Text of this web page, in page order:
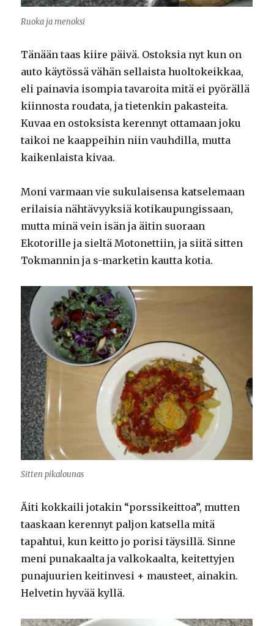
Ruoka ja menoksi
Tänään taas kiire päivä. Ostoksia nyt kun on
auto käytössä vähän sellaista huoltokeikkaa,
eli painavia isompia tavaroita mitä ei pyörällä
kiinnosta roudata, ja tietenkin pakasteita.
Kuvaa en ostoksista kerennyt ottamaan joku
taikoi ne kaappeihin niin vauhdilla, mutta
kaikenlaista kivaa.
Moni varmaan vie sukulaisensa katselemaan
erilaisia nähtävyyksiä kotikaupungissaan,
mutta minä vein isän ja äitin suoraan
Ekotorille ja sieltä Motonettiin, ja siitä sitten
Tokmannin ja s-marketin kautta kotia.
Sitten pikalounas
Äiti kokkaili jotakin “porssikeittoa”, mutten
taaskaan kerennyt paljon katsella mitä
tapahtui, kun keitto jo porisi täysillä. Sinne
meni punakaalta ja valkokaalta, keitettyjen
punajuurien keitinvesi + mausteet, ainakin.
Helvetin hyvää kyllä.